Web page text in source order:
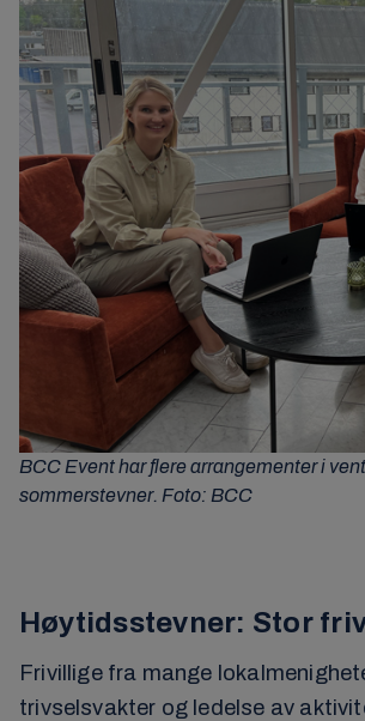
BCC Event har flere arrangementer i
sommerstevner. Foto: BCC
Høytidsstevner: Stor
Frivillige fra mange
trivselsvakter og ledelse av